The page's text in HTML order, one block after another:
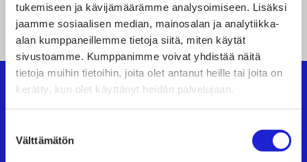
tukemiseen ja kävijämäärämme analysoimiseen. Lisäksi
jaamme sosiaalisen median, mainosalan ja analytiikka-
alan kumppaneillemme tietoja siitä, miten käytät
sivustoamme. Kumppanimme voivat yhdistää näitä
tietoja muihin tietoihin, joita olet antanut heille tai joita on
kerätty, kun olet käyttänyt heidän palvelujaan.
valinta
Välttämätön
KAIKKI JÄSENYRITYKSEMME
Suomen Tekstiili & Muoti ry on tekstiili-, vaate- ja